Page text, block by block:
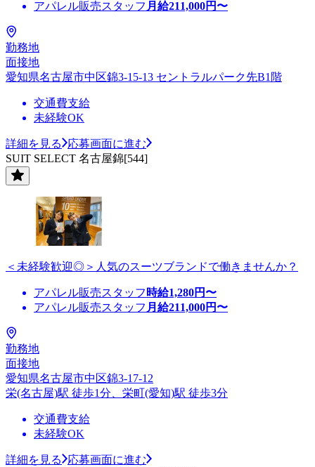
アパレル販売スタッフ 月給211,000円〜
勤務地
面接地
愛知県名古屋市中区錦3-15-13 セントラルパーク先B1階
交通費支給
未経験OK
詳細を見る
応募画面に進む
SUIT SELECT 名古屋錦[544]
＜未経験歓迎◎＞人気のスーツブランドで働きませんか？
アパレル販売スタッフ 時給1,280円〜
アパレル販売スタッフ 月給211,000円〜
勤務地
面接地
愛知県名古屋市中区錦3-17-12
栄(名古屋)駅 徒歩1分、栄町(愛知)駅 徒歩3分
交通費支給
未経験OK
詳細を見る
応募画面に進む